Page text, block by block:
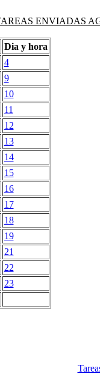
ENVIADAS
Dia y hora
4
9
10
11
12
13
14
15
16
17
18
19
21
22
23